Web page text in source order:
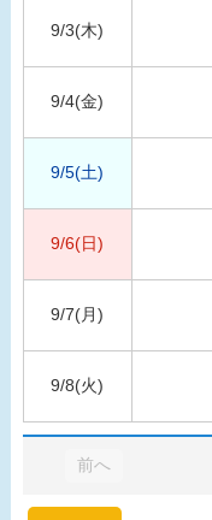
9/3(木)
9/4(金)
9/5(土)
9/6(日)
9/7(月)
9/8(火)
前へ